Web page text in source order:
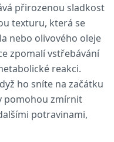
přirozenou sladkost
texturu, která se
nebo olivového oleje
zpomalí vstřebávání
reakci.
ho sníte na začátku
pomohou zmírnit
potravinami,